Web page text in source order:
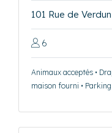
101 Rue de
6
Animaux acceptés •
maison fourni • Parking